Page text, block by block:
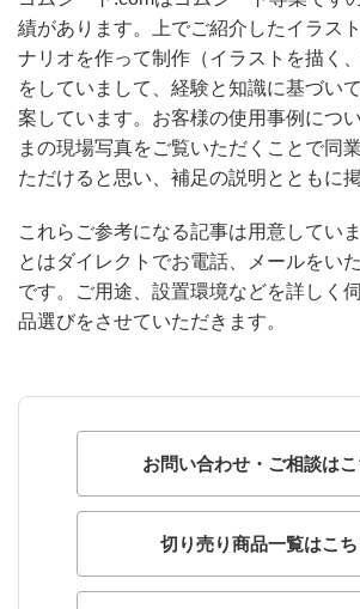
績があります。上でご紹介したイラス
ナリオを作って制作（イラストを描く
をしていまして、経験と知識に基づい
案しています。お客様の使用事例につ
まの現場写真をご覧いただくことで同
ただけると思い、補足の説明とともに
これらご参考になる記事は用意してい
とはダイレクトでお電話、メールをい
です。ご用途、設置環境などを詳しく
品選びをさせていただきます。
お問い合わせ・ご相談は
切り売り商品一覧はこち